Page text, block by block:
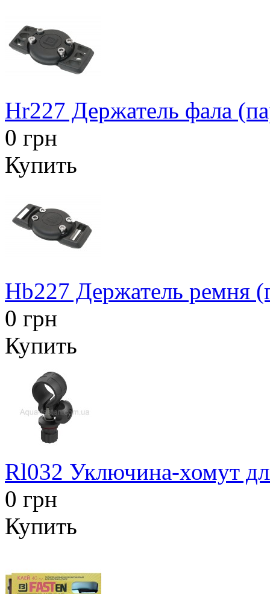
Hr227 Держатель фала
0 грн
Купить
Hb227 Держатель ремня
0 грн
Купить
Rl032 Уключина-хомут
0 грн
Купить